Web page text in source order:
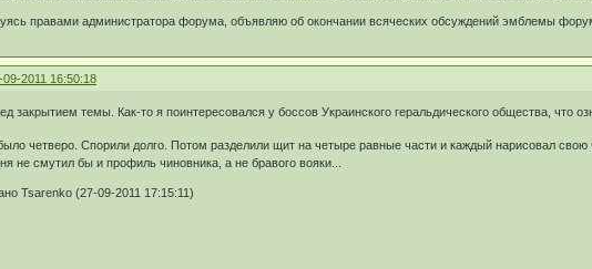
правами администратора форума, объявляю об окончании всяческих обсуждений эмблемы
09-2011 16:50:18
закрытием темы. Как-то я поинтересовался у боссов Украинского геральдического общества, что
четверо. Спорили долго. Потом разделили щит на четыре равные части и каждый нарисовал
не смутил бы и профиль чиновника, а не бравого вояки...
Tsarenko (27-09-2011 17:15:11)